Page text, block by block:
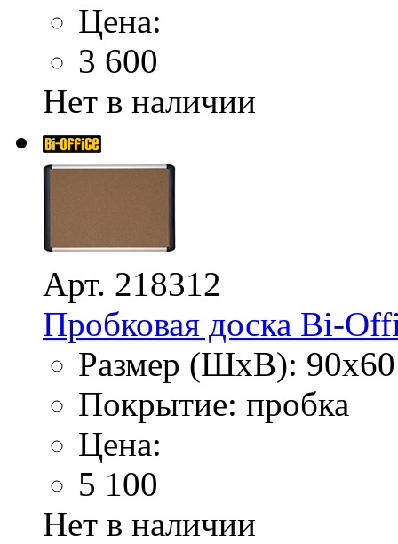
Цена:
3 600
Нет в наличии
Арт. 218312
Пробковая доска Bi-
Размер (ШхВ):
Покрытие: пробка
Цена:
5 100
Нет в наличии